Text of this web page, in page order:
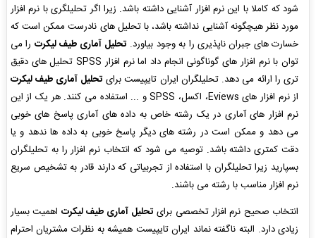
شود که کاملا با این نرم افزار آشنایی داشته باشد. زیرا اگر تحلیلگری با نرم افزار
مورد نظر هیچگونه آشنایی نداشته باشد، با تحلیل های نادرست ممکن است که
خسارت های جبران ناپذیری را به وجود بیاورد. تحلیل آماری طیف لیکرت را می
توان با نرم افزار های گوناگونی انجام داد اما نرم افزار SPSS تحلیل های دقیق
تری را ارائه می دهد. تحلیلگران ایران تایپیست برای تحلیل آماری طیف لیکرت
از نرم افزار های Eviews، اکسل، SPSS و ... استفاده می کنند. هر یک از این
نرم افزار های آماری در یک رشته خاص به داده های آماری پاسخ های خوبی
می دهد و ممکن است در رشته های دیگر پاسخ خوبی به داده ها ندهد و یا
دقت کمتری داشته باشد. توصیه می شود که انتخاب نرم افزار را به تحلیلگران
بسپارید زیرا تحلیلگران با استفاده از تجربیاتی که دارند قادر به تشخیص سریع
نرم افزار مناسب با رشته می باشند.
انتخاب صحیح نرم افزار تخصصی برای تحلیل آماری طیف لیکرت اهمیت بسیار
زیادی دارد. البته ناگفته نماند ایران تایپیست همیشه به نظرات مشتریان احترام